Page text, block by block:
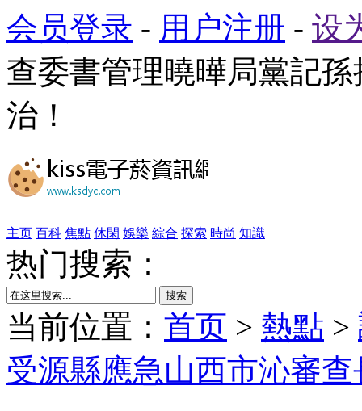
会员登录 - 用户注册 - 设
查委書管理曉曄局黨記
治！
主页 百科 焦點 休閑 娛樂 綜合 探索 時尚 知識
热门搜索：
搜索
当前位置： 首页 > 熱點 >
受源縣應急山西市沁審查